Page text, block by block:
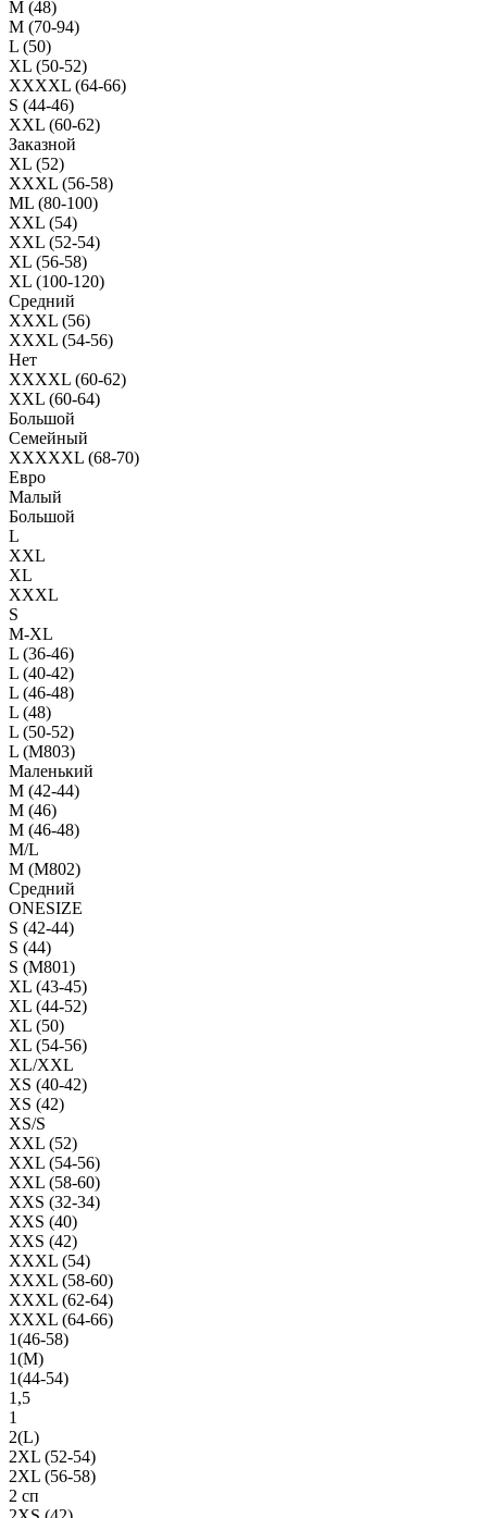
M (48)
M (70-94)
L (50)
XL (50-52)
XXXXL (64-66)
S (44-46)
XXL (60-62)
Заказной
XL (52)
XXXL (56-58)
ML (80-100)
XXL (54)
XXL (52-54)
XL (56-58)
XL (100-120)
Средний
XXXL (56)
XXXL (54-56)
Нет
XXXXL (60-62)
XXL (60-64)
Большой
Семейный
XXXXXL (68-70)
Евро
Малый
Большой
L
XXL
XL
XXXL
S
M-XL
L (36-46)
L (40-42)
L (46-48)
L (48)
L (50-52)
L (M803)
Маленький
М (42-44)
M (46)
M (46-48)
M/L
M (M802)
Средний
ONESIZE
S (42-44)
S (44)
S (M801)
XL (43-45)
XL (44-52)
XL (50)
XL (54-56)
XL/XXL
XS (40-42)
XS (42)
XS/S
XXL (52)
XXL (54-56)
XXL (58-60)
XXS (32-34)
XXS (40)
XXS (42)
XXXL (54)
XXXL (58-60)
XXXL (62-64)
XXXL (64-66)
1(46-58)
1(М)
1(44-54)
1,5
1
2(L)
2XL (52-54)
2XL (56-58)
2 сп